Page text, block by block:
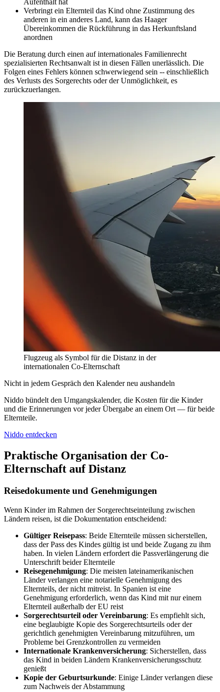
Aufenthalt hat
Verbringt ein Elternteil das Kind ohne Zustimmung des
anderen in ein anderes Land, kann das Haager
Übereinkommen die Rückführung in das Herkunftsland
anordnen
Die Beratung durch einen auf internationales Familienrecht
spezialisierten Rechtsanwalt ist in diesen Fällen unerlässlich. Die
Folgen eines Fehlers können schwerwiegend sein -- einschließlich
des Verlusts des Sorgerechts oder der Unmöglichkeit, es
zurückzuerlangen.
Flugzeug als Symbol für die Distanz in der
internationalen Co-Elternschaft
Nicht in jedem Gespräch den Kalender neu aushandeln
Niddo bündelt den Umgangskalender, die Kosten für die Kinder
und die Erinnerungen vor jeder Übergabe an einem Ort — für beide
Elternteile.
Niddo entdecken
Praktische Organisation der Co-
Elternschaft auf Distanz
Reisedokumente und Genehmigungen
Wenn Kinder im Rahmen der Sorgerechtseinteilung zwischen
Ländern reisen, ist die Dokumentation entscheidend:
Gültiger Reisepass: Beide Elternteile müssen sicherstellen,
dass der Pass des Kindes gültig ist und beide Zugang zu ihm
haben. In vielen Ländern erfordert die Passverlängerung die
Unterschrift beider Elternteile
Reisegenehmigung: Die meisten lateinamerikanischen
Länder verlangen eine notarielle Genehmigung des
Elternteils, der nicht mitreist. In Spanien ist eine
Genehmigung erforderlich, wenn das Kind mit nur einem
Elternteil außerhalb der EU reist
Sorgerechtsurteil oder Vereinbarung: Es empfiehlt sich,
eine beglaubigte Kopie des Sorgerechtsurteils oder der
gerichtlich genehmigten Vereinbarung mitzuführen, um
Probleme bei Grenzkontrollen zu vermeiden
Internationale Krankenversicherung: Sicherstellen, dass
das Kind in beiden Ländern Krankenversicherungsschutz
genießt
Kopie der Geburtsurkunde: Einige Länder verlangen diese
zum Nachweis der Abstammung